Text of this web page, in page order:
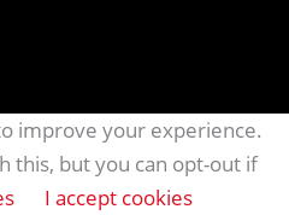
improve your experience.
this, but you can opt-out if
I accept cookies